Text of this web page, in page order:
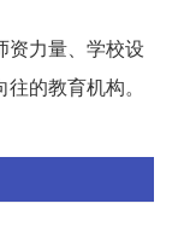
资力量、学校设
的教育机构。